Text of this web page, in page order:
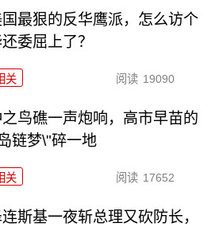
国最狠的反华鹰派，怎么访个
委屈上了？
关 阅读 19090
之鸟礁一声炮响，高市早苗的
链梦\"碎一地
关 阅读 17652
斯基一夜斩总理又砍防长，